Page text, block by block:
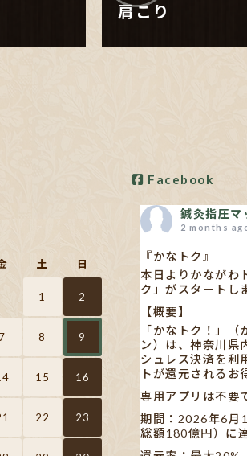
肩こり
土 日
1 2
7 8 9
15 16
22 23
Facebook
鍼灸指圧
2 months
『かなトク』
本日よりかながわ
ク」がスタートし
【概要】
「かなトク！」
ン）は、神奈川県
シュレス決済を利
トが還元されるお
専用アプリは不要
期間：2026年6月
総額180億円）に